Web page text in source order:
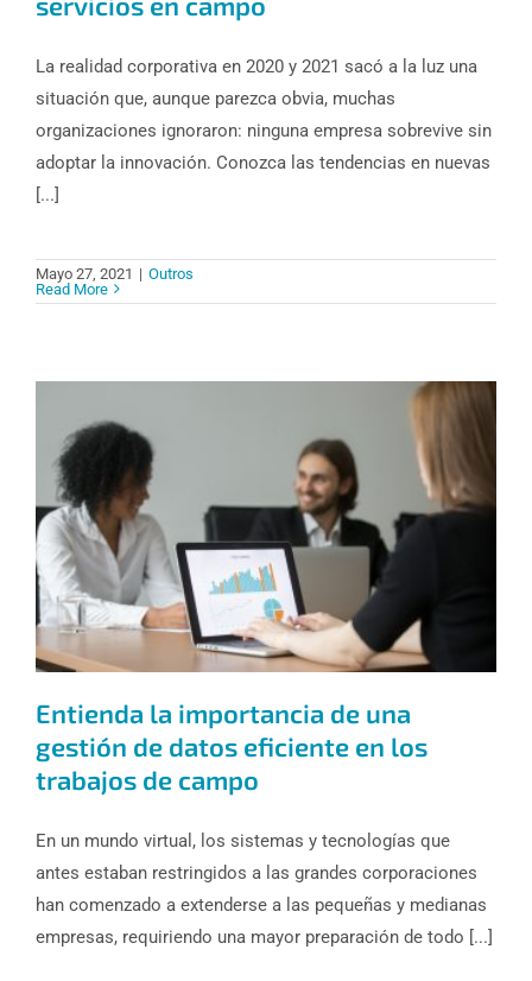
La realidad corporativa en 2020 y 2021 sacó a la luz una
situación que, aunque parezca obvia, muchas
organizaciones ignoraron: ninguna empresa sobrevive sin
adoptar la innovación. Conozca las tendencias en nuevas
[...]
Mayo 27, 2021 | Outros
Read More
Entienda la importancia de una
gestión de datos eficiente en los
trabajos de campo
En un mundo virtual, los sistemas y tecnologías que
antes estaban restringidos a las grandes corporaciones
han comenzado a extenderse a las pequeñas y medianas
empresas, requiriendo una mayor preparación de todo [...]